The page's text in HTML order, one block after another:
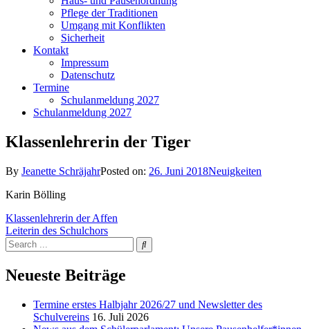
Pflege der Traditionen
Umgang mit Konflikten
Sicherheit
Kontakt
Impressum
Datenschutz
Termine
Schulanmeldung 2027
Schulanmeldung 2027
Klassenlehrerin der Tiger
By Jeanette SchräjahrPosted on: 26. Juni 2018Neuigkeiten
Karin Bölling
Beitragsnavigation
Klassenlehrerin der Affen
Leiterin des Schulchors
Search
for:
Neueste Beiträge
Termine erstes Halbjahr 2026/27 und Newsletter des
Schulvereins 16. Juli 2026